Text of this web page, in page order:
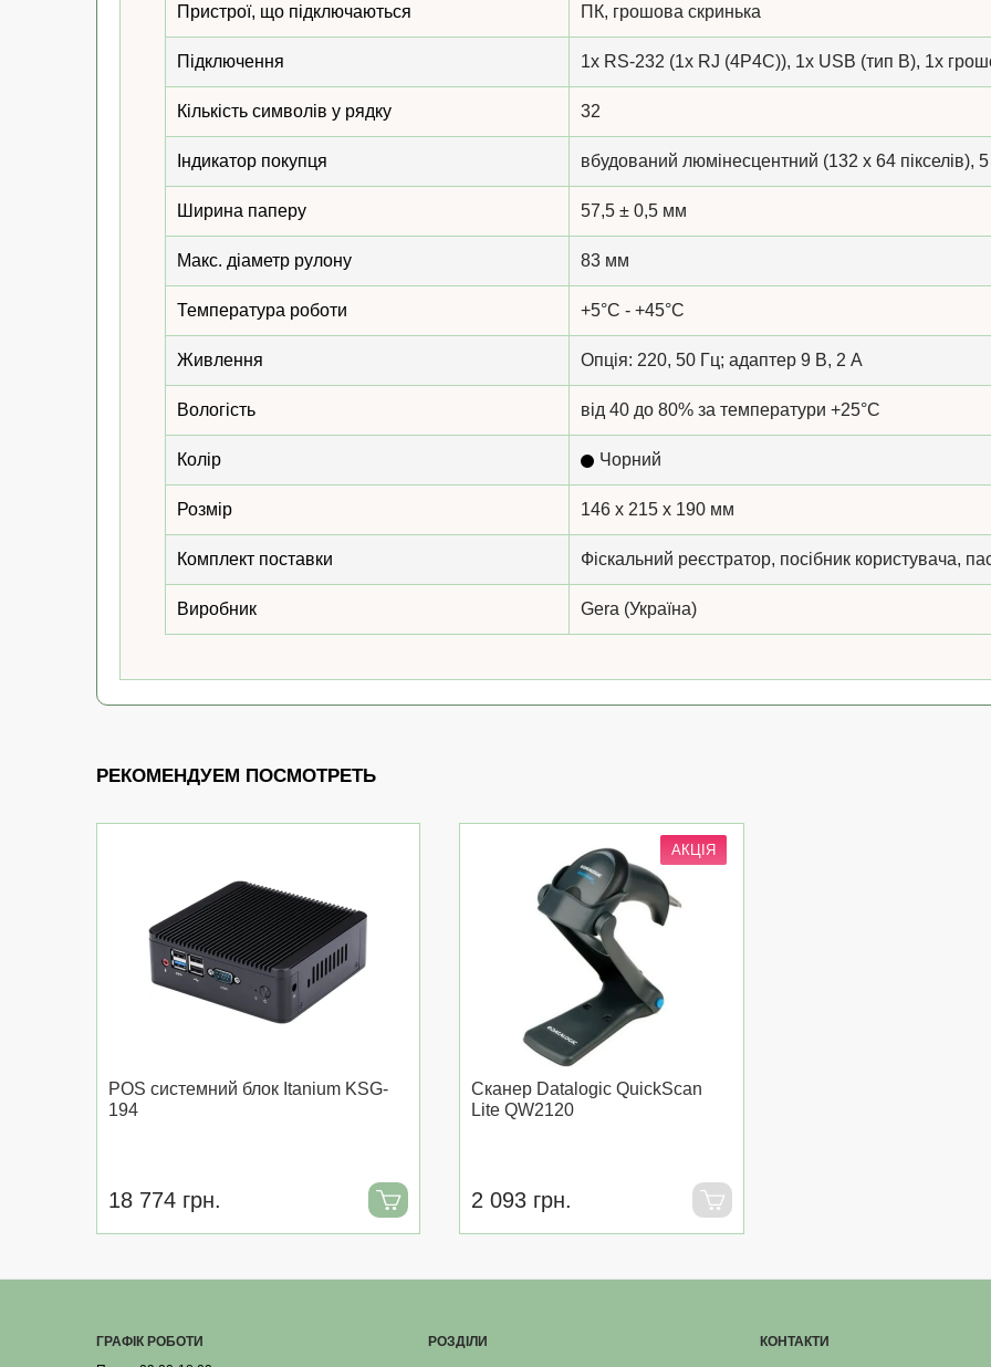
Пристрої, що підключаються ПК, грошова скринька
Підключення 1x RS-232 (1x RJ (4P4C)), 1x USB (тип В), 1x
Кількість символів у рядку 32
Індикатор покупця вбудований люмінесцентний (132 х 64 пікселів),
Ширина паперу 57,5 ± 0,5 мм
Макс. діаметр рулону 83 мм
Температура роботи +5°C - +45°C
Живлення Опція: 220, 50 Гц; адаптер 9 В, 2 А
Вологість від 40 до 80% за температури +25°С
Колір Чорний
Розмір 146 x 215 x 190 мм
Комплект поставки Фіскальний реєстратор, посібник користувача,
Виробник Gera (Україна)
РЕКОМЕНДУЕМ ПОСМОТРЕТЬ
POS системний блок Itanium KSG-
194
18 774 грн.
АКЦІЯ
Сканер Datalogic QuickScan
Lite QW2120
2 093 грн.
ГРАФІК РОБОТИ
РОЗДІЛИ КОНТАКТИ